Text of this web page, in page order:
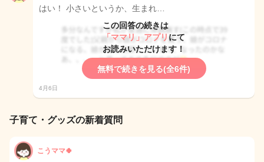
はい！ 小さいというか、生まれ…
この回答の続きは
「ママリ」アプリ にて
お読みいただけます！
無料で続きを見る(全6件)
4月6日
子育て・グッズの新着質問
こうママ🍀